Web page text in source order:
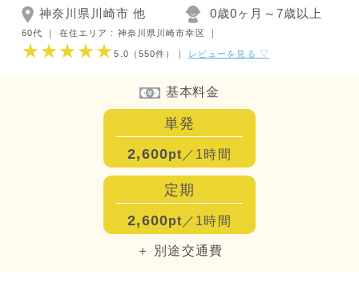
神奈川県川崎市 他 0歳0ヶ月～7歳以上
60代 ｜ 在住エリア : 神奈川県川崎市幸区
★★★★★5.0 （550件） レビューを見る ▽
基本料金
単発
2,600pt ／1時間
定期
2,600pt ／1時間
＋ 別途交通費